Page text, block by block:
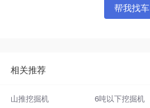
帮我找车
相关推荐
山推挖掘机 6吨以下挖掘机